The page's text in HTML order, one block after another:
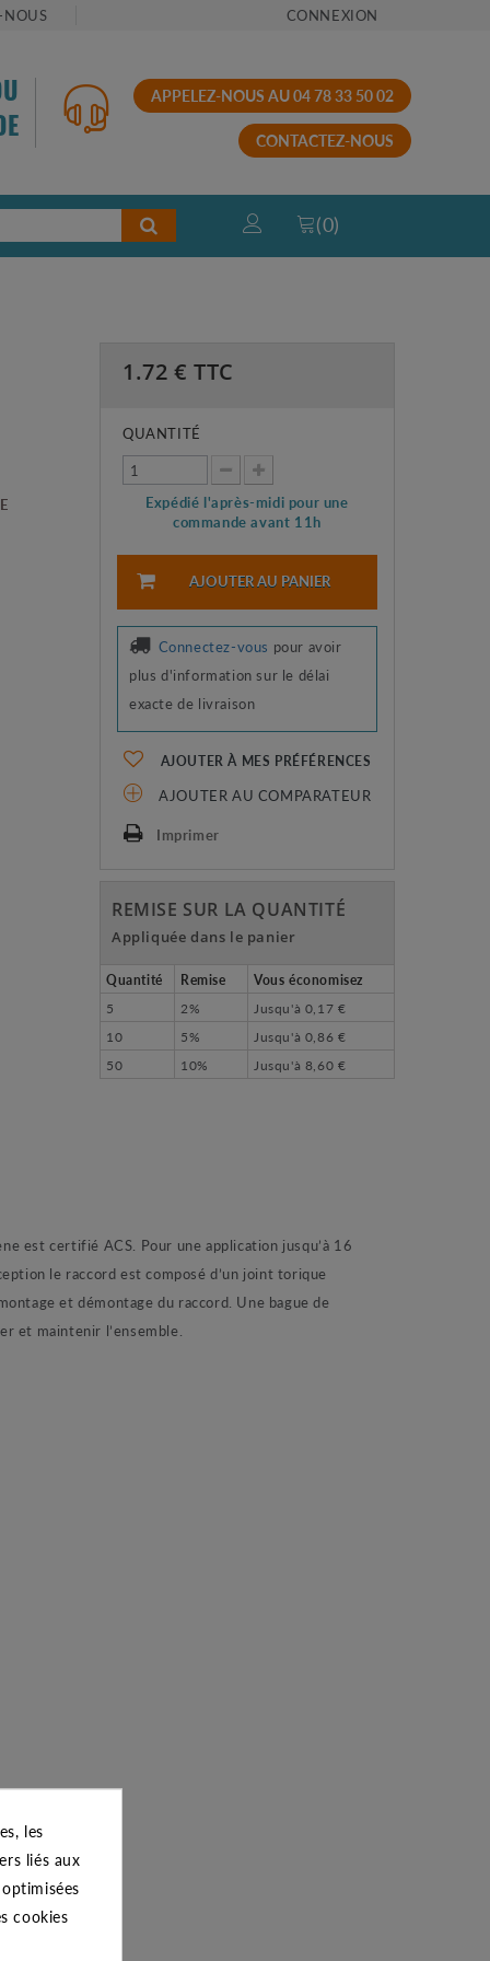
CONNEXION
APPELEZ-NOUS AU 04 78 33 50 02
CONTACTEZ-NOUS
(0)
1.72 € TTC
QUANTITÉ
Expédié l'après-midi pour une
commande avant 11h
AJOUTER AU PANIER
Connectez-vous pour avoir
plus d'information sur le délai
exacte de livraison
AJOUTER À MES PRÉFÉRENCES
AJOUTER AU COMPARATEUR
Imprimer
REMISE SUR LA QUANTITÉ
Appliquée dans le panier
Quantité Remise
Vous économisez
5
2% Jusqu'à 0,17 €
10
5% Jusqu'à 0,86 €
50
10% Jusqu'à 8,60 €
est certifié ACS. Pour une application jusqu’à 16
le raccord est composé d’un joint torique
et démontage du raccord. Une bague de
et maintenir l’ensemble.
les
liés aux
cookies